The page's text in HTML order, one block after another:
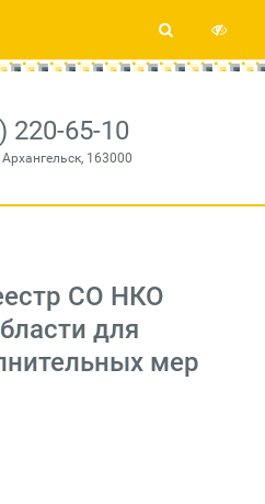
220-65-10
163000
СО НКО
для
мер